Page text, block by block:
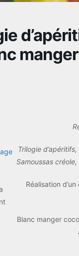
Trilogie
Samoussas
Réalisation
Blanc manger